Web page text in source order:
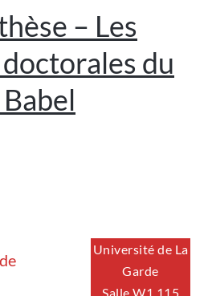
– Les
du
Université de La
Garde
Salle W1.115